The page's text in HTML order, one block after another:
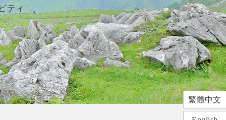
繁體中文
ティ